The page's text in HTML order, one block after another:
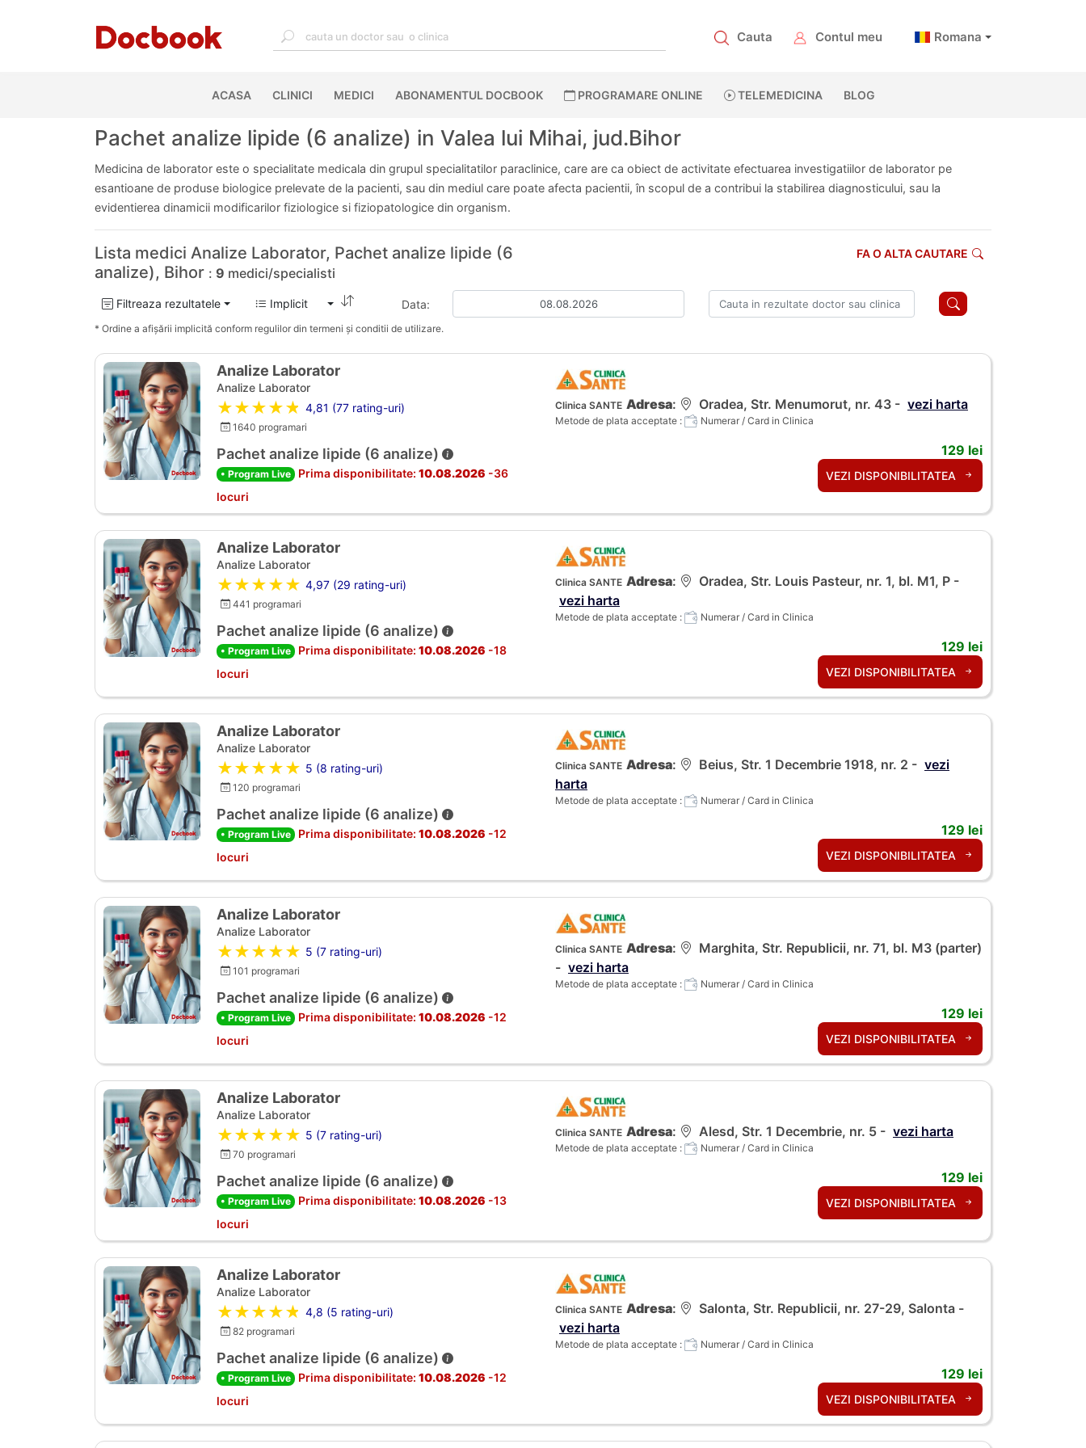
Cauta Contul meu Romana
ACASA(CURRENT)
CLINICI MEDICI ABONAMENTUL DOCBOOK PROGRAMARE ONLINE TELEMEDICINA BLOG
Pachet analize lipide (6 analize) in Valea lui Mihai, jud.Bihor
Medicina de laborator este o specialitate medicala din grupul specialitatilor paraclinice, care are ca obiect de activitate efectuarea investigatiilor de laborator pe
esantioane de produse biologice prelevate de la pacienti, sau din mediul care poate afecta pacientii, în scopul de a contribui la stabilirea diagnosticului, sau la
evidentierea dinamicii modificarilor fiziologice si fiziopatologice din organism.
Lista medici Analize Laborator, Pachet analize lipide (6
analize), Bihor : 9 medici/specialisti
FA O ALTA CAUTARE
Filtreaza rezultatele Implicit Data:
* Ordine a afișării implicită conform regulilor din termeni și conditii de utilizare.
Analize Laborator
Analize Laborator
★★★★★ 4,81 (77 rating-uri)
1640 programari
Pachet analize lipide (6 analize)
• Program Live Prima disponibilitate: 10.08.2026 -36
locuri
Clinica SANTE Adresa: Oradea, Str. Menumorut, nr. 43 - vezi harta
Metode de plata acceptate : Numerar / Card in Clinica
129 lei
VEZI DISPONIBILITATEA
Analize Laborator
Analize Laborator
★★★★★ 4,97 (29 rating-uri)
441 programari
Pachet analize lipide (6 analize)
• Program Live Prima disponibilitate: 10.08.2026 -18
locuri
Clinica SANTE Adresa:
Oradea, Str. Louis Pasteur, nr. 1, bl. M1, P -
vezi harta
Metode de plata acceptate : Numerar / Card in Clinica
129 lei
VEZI DISPONIBILITATEA
Analize Laborator
Analize Laborator
★★★★★ 5 (8 rating-uri)
120 programari
Pachet analize lipide (6 analize)
• Program Live Prima disponibilitate: 10.08.2026 -12
locuri
Clinica SANTE Adresa: Beius, Str. 1 Decembrie 1918, nr. 2 - vezi
harta
Metode de plata acceptate : Numerar / Card in Clinica
129 lei
VEZI DISPONIBILITATEA
Analize Laborator
Analize Laborator
★★★★★ 5 (7 rating-uri)
101 programari
Pachet analize lipide (6 analize)
• Program Live Prima disponibilitate: 10.08.2026 -12
locuri
Clinica SANTE Adresa:
Marghita, Str. Republicii, nr. 71, bl. M3 (parter)
- vezi harta
Metode de plata acceptate : Numerar / Card in Clinica
129 lei
VEZI DISPONIBILITATEA
Analize Laborator
Analize Laborator
★★★★★ 5 (7 rating-uri)
70 programari
Pachet analize lipide (6 analize)
• Program Live Prima disponibilitate: 10.08.2026 -13
locuri
Clinica SANTE Adresa: Alesd, Str. 1 Decembrie, nr. 5 - vezi harta
Metode de plata acceptate : Numerar / Card in Clinica
129 lei
VEZI DISPONIBILITATEA
Analize Laborator
Analize Laborator
★★★★★ 4,8 (5 rating-uri)
82 programari
Pachet analize lipide (6 analize)
• Program Live Prima disponibilitate: 10.08.2026 -12
locuri
Clinica SANTE Adresa:
Salonta, Str. Republicii, nr. 27-29, Salonta -
vezi harta
Metode de plata acceptate : Numerar / Card in Clinica
129 lei
VEZI DISPONIBILITATEA